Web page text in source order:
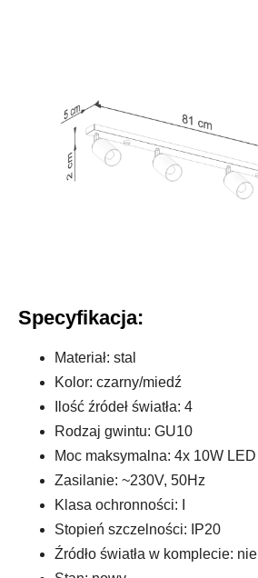
Specyfikacja:
Materiał: stal
Kolor: czarny/miedź
Ilość źródeł światła: 4
Rodzaj gwintu: GU10
Moc maksymalna: 4x 10W LED
Zasilanie: ~230V, 50Hz
Klasa ochronności: I
Stopień szczelności: IP20
Źródło światła w komplecie: nie